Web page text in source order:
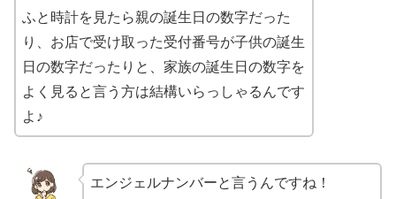
ふと時計を見たら親の誕生日の数字だった
り、お店で受け取った受付番号が子供の誕生
日の数字だったりと、家族の誕生日の数字を
よく見ると言う方は結構いらっしゃるんです
よ♪
エンジェルナンバーと言うんですね！